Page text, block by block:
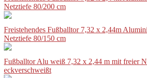
Netztiefe 80/200 cm
Freistehendes Fußballtor 7,32 x 2,44m
Netztiefe 80/150 cm
Fußballtor Alu weiß 7,32 x 2,44 m mit freier
eckverschweißt